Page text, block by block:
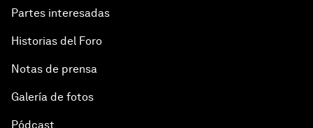
Partes interesadas
Historias del Foro
Notas de prensa
Galería de fotos
Pódcast